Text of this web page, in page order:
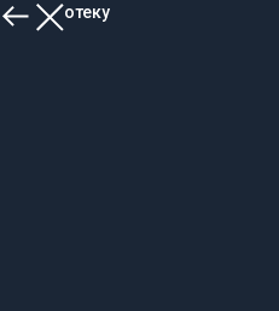
В библиотеку